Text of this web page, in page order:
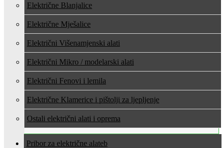
Električne Blanjalice
Električne Mješalice
Električni Višenamjenski alati
Električni Mikro / modelarski alati
Električni Fenovi i lemila
Električne Klamerice i pištolji za ljepljenje
Ostali električni alati i oprema
Pribor za električne alate